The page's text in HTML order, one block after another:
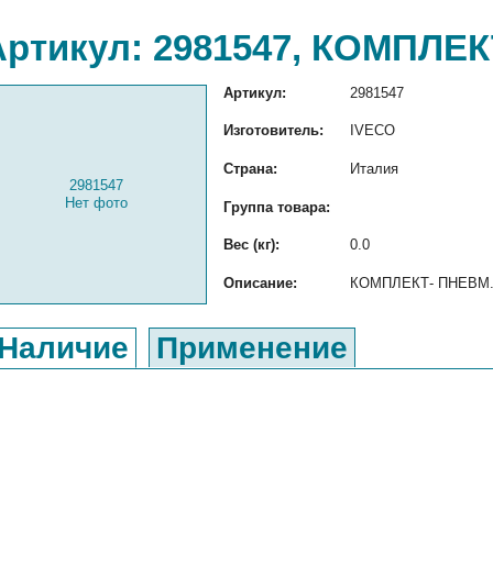
2981547,
2981547
Нет фото
Артикул: 2981547
Изготовитель: IVECO
Страна: Италия
Группа товара:
Вес (кг): 0.0
Описание: КОМПЛЕКТ- ПНЕВМ.
Применение